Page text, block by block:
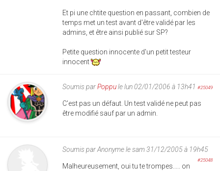
Et pi une chtite question en passant, combien de
temps met un test avant d'être validé par les
admins, et être ainsi publié sur SP?
Petite question innocente d'un petit testeur
innocent
Soumis parPoppule lun 02/01/2006 à 13h41 #25049
C'est pas un défaut. Un test validé ne peut pas
être modifié sauf par un admin.
Soumis parAnonymele sam 31/12/2005 à 19h45
#25048
Malheureusement, oui tu te trompes..... on